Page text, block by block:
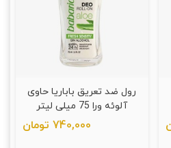
رول ضد تعریق باباریا حاوی
آلوئه ورا 75 میلی لیتر
740,000 تومان